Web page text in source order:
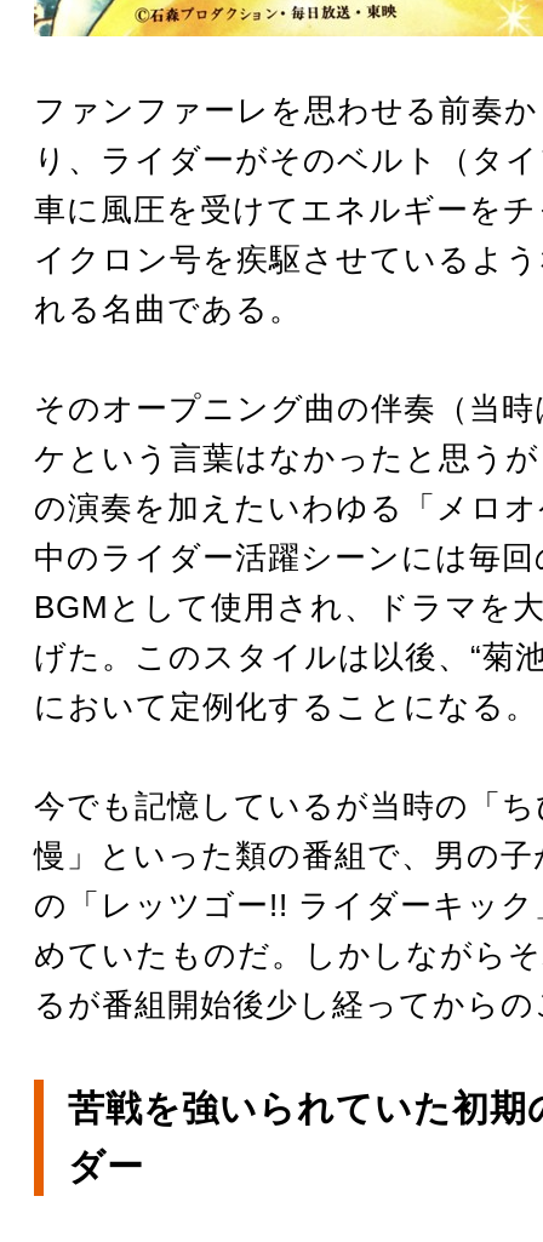
ファンファーレを思わせる前奏
り、ライダーがそのベルト（タ
車に風圧を受けてエネルギーを
イクロン号を疾駆させているよ
れる名曲である。
そのオープニング曲の伴奏（当
ケという言葉はなかったと思う
の演奏を加えたいわゆる「メロ
中のライダー活躍シーンには毎
BGMとして使用され、ドラマを
げた。このスタイルは以後、“菊
において定例化することになる。
今でも記憶しているが当時の「
慢」といった類の番組で、男の
の「レッツゴー!! ライダーキック
めていたものだ。しかしながら
るが番組開始後少し経ってから
苦戦を強いられていた初期
ダー